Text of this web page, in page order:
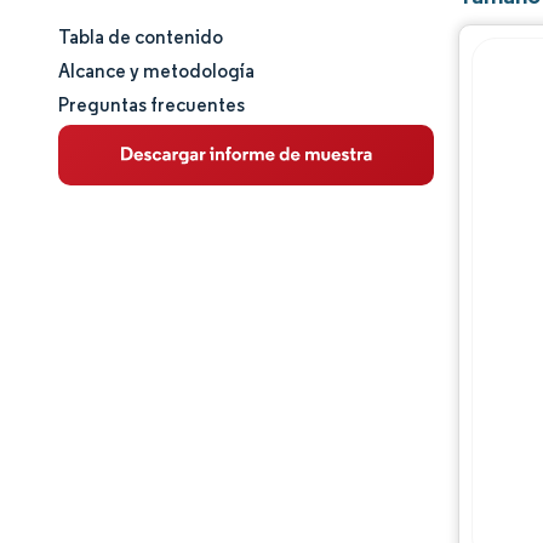
Tamaño y cuota de mercado
Análisis de mercado
Tendencias e ideas
Tabla de contenido
Alcance y metodología
Preguntas frecuentes